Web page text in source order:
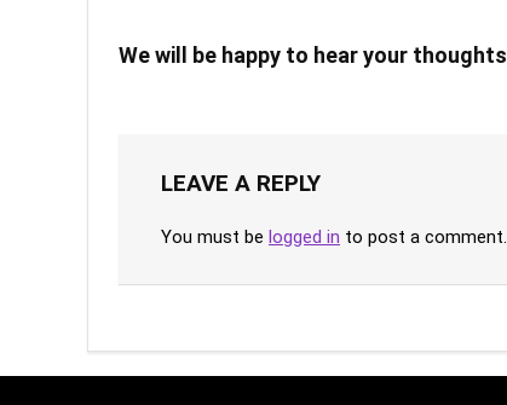
We will be happy to hear your thoughts
LEAVE A REPLY
You must be logged in to post a comment.